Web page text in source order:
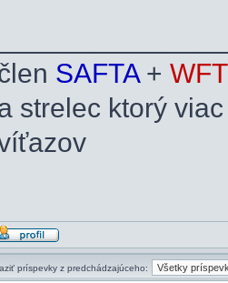
SAFTA+
strelec ktorý
príspevky z predchádzajúceho: